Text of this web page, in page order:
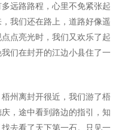
远路路程，心里不免紧张起
我们还在路上，道路好像遥
点亮光时，我们又欢乐了起
们在封开的江边小县住了一
州离封开很近，我们游了梧
，途中看到路边的指引，知
去看了天下第一石。只见一